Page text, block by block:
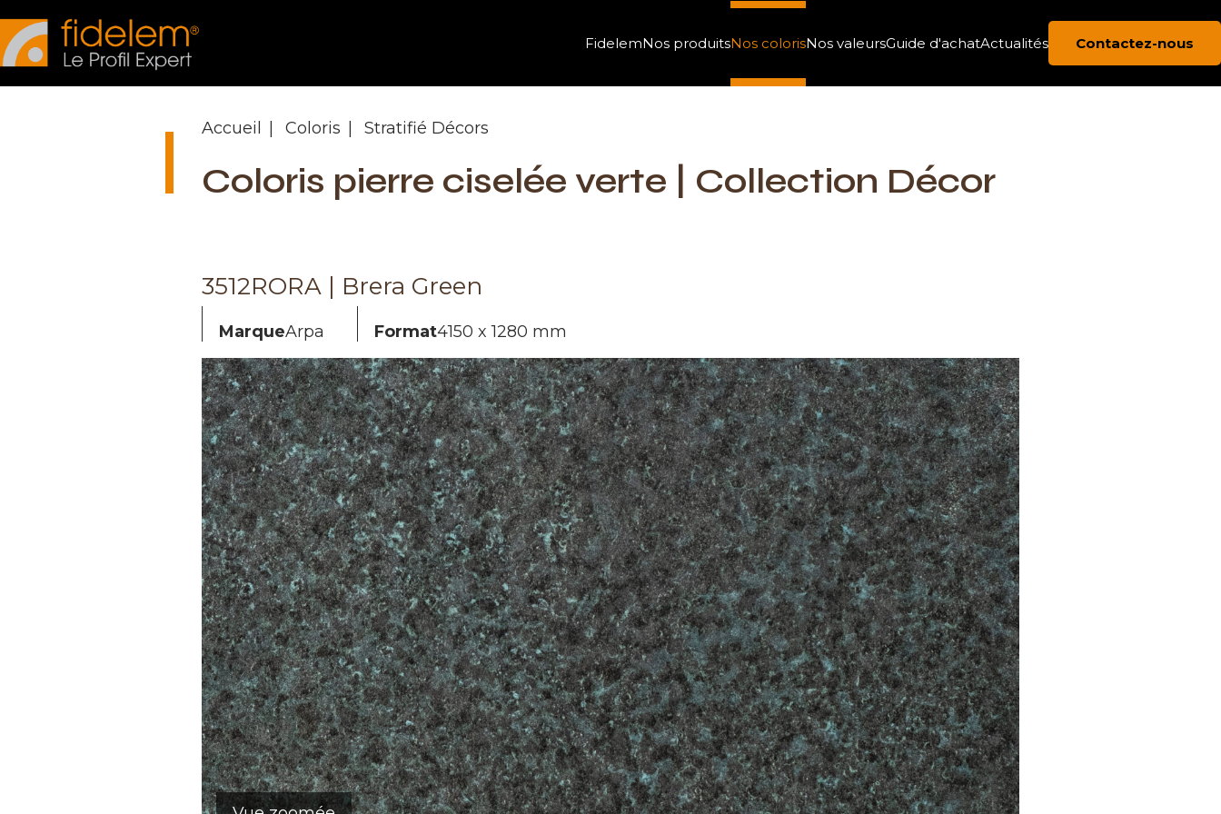
FidelemNos produitsNos colorisNos valeursGuide d'achatActualités Contactez-nous
Accueil Coloris Stratifié Décors
Coloris pierre ciselée verte | Collection Décor
3512RORA | Brera Green
MarqueArpa Format4150 x 1280 mm